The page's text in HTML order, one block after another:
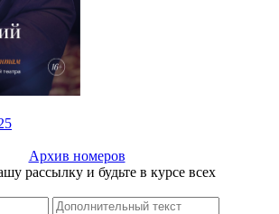
Архив номеров
рассылку и будьте в курсе всех